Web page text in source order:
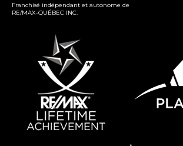
Franchisé indépendant et autonome de
RE/MAX-QUÉBEC INC.